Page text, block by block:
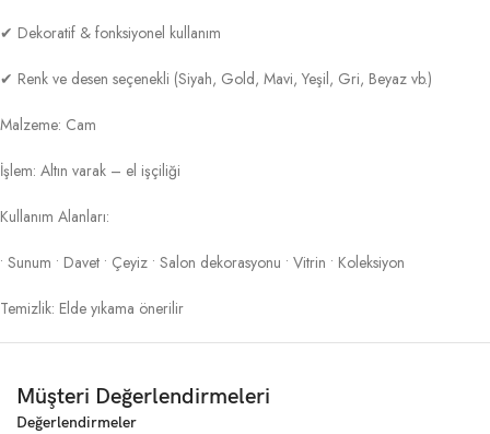
✔ Dekoratif & fonksiyonel kullanım
✔ Renk ve desen seçenekli (Siyah, Gold, Mavi, Yeşil, Gri, Beyaz vb.)
Malzeme: Cam
İşlem: Altın varak – el işçiliği
Kullanım Alanları:
• Sunum • Davet • Çeyiz • Salon dekorasyonu • Vitrin • Koleksiyon
Temizlik: Elde yıkama önerilir
Müşteri Değerlendirmeleri
Değerlendirmeler